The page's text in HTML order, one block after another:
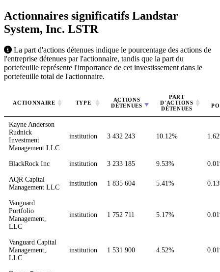
Actionnaires significatifs Landstar
System, Inc. LSTR
La part d'actions détenues indique le pourcentage des actions de
l'entreprise détenues par l'actionnaire, tandis que la part du
portefeuille représente l'importance de cet investissement dans le
portefeuille total de l'actionnaire.
ACTIONNAIRE TYPE
ACTIONS
DÉTENUES
PART
D'ACTIONS
DÉTENUES
Kayne Anderson
Rudnick
Investment
Management LLC
institution 3 432 243 10.12%
BlackRock Inc institution 3 233 185 9.53%
AQR Capital
Management LLC
institution 1 835 604 5.41%
Vanguard
Portfolio
Management,
LLC
institution 1 752 711 5.17%
Vanguard Capital
Management,
LLC
institution 1 531 900 4.52%